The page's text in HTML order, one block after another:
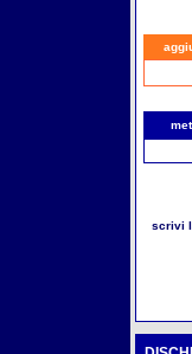
scrivi